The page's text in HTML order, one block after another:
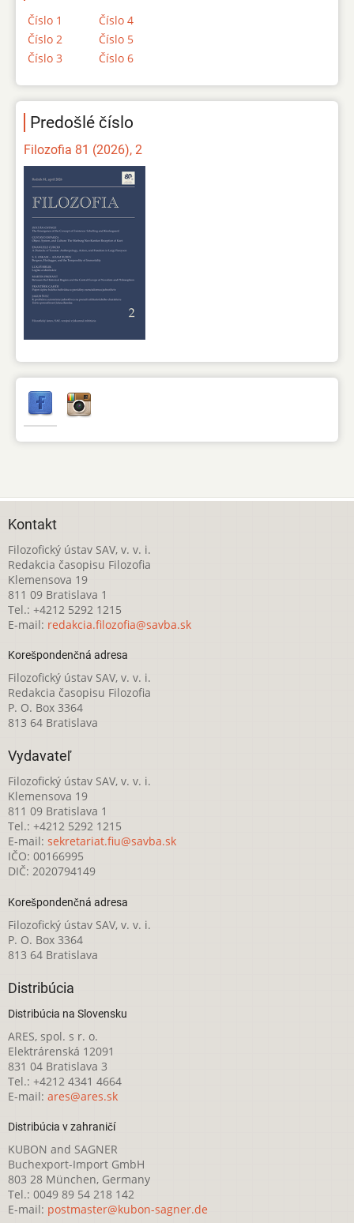
Číslo 1
Číslo 2
Číslo 3
Číslo 4
Číslo 5
Číslo 6
Predošlé číslo
Filozofia 81 (2026), 2
Kontakt
Filozofický ústav SAV, v. v. i.
Redakcia časopisu Filozofia
Klemensova 19
811 09 Bratislava 1
Tel.: +4212 5292 1215
E-mail: redakcia.filozofia@savba.sk
Korešpondenčná adresa
Filozofický ústav SAV, v. v. i.
Redakcia časopisu Filozofia
P. O. Box 3364
813 64 Bratislava
Vydavateľ
Filozofický ústav SAV, v. v. i.
Klemensova 19
811 09 Bratislava 1
Tel.: +4212 5292 1215
E-mail: sekretariat.fiu@savba.sk
IČO: 00166995
DIČ: 2020794149
Korešpondenčná adresa
Filozofický ústav SAV, v. v. i.
P. O. Box 3364
813 64 Bratislava
Distribúcia
Distribúcia na Slovensku
ARES, spol. s r. o.
Elektrárenská 12091
831 04 Bratislava 3
Tel.: +4212 4341 4664
E-mail: ares@ares.sk
Distribúcia v zahraničí
KUBON and SAGNER
Buchexport-Import GmbH
803 28 München, Germany
Tel.: 0049 89 54 218 142
E-mail: postmaster@kubon-sagner.de